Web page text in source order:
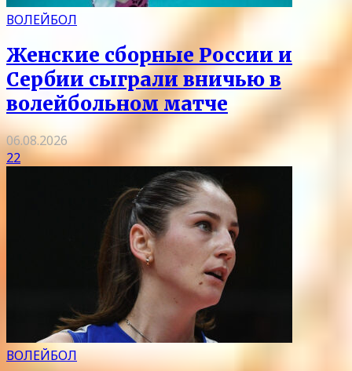
ВОЛЕЙБОЛ
Женские сборные России и
Сербии сыграли вничью в
волейбольном матче
06.08.2026
22
ВОЛЕЙБОЛ